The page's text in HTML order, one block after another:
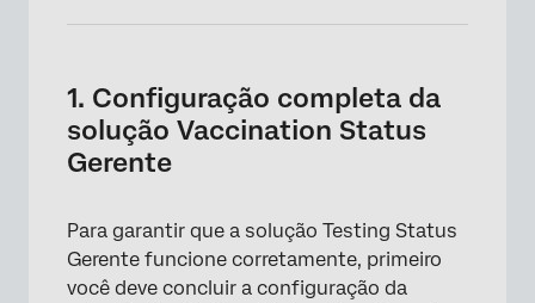
1. Configuração completa da
solução Vaccination Status
Gerente
Para garantir que a solução Testing Status
Gerente funcione corretamente, primeiro
você deve concluir a configuração da